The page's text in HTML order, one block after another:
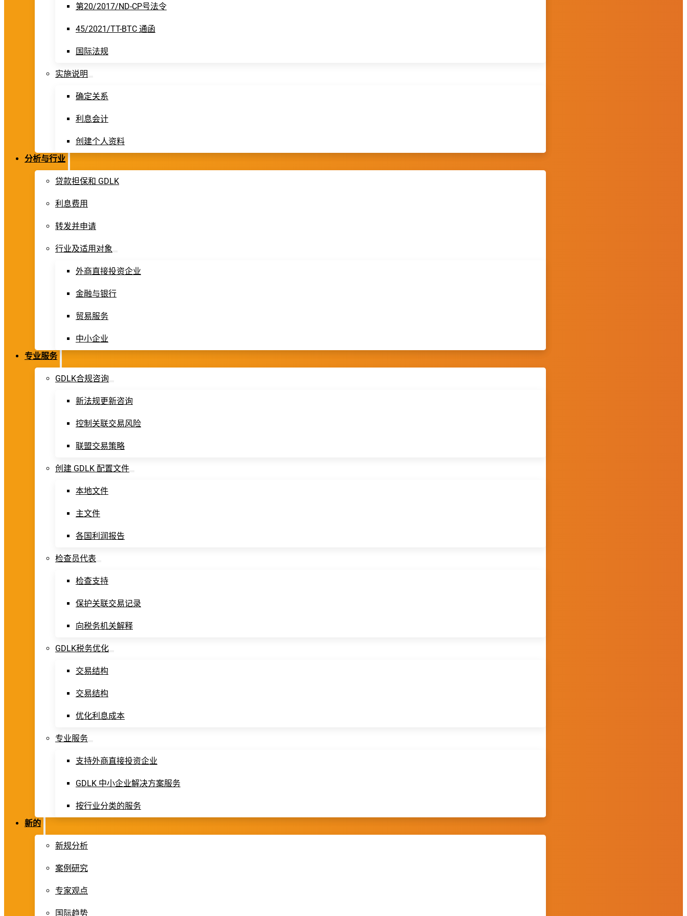
第20/2017/ND-CP号法令
45/2021/TT-BTC 通函
国际法规
实施说明
确定关系
利息会计
创建个人资料
分析与行业
贷款担保和 GDLK
利息费用
转发并申请
行业及适用对象
外商直接投资企业
金融与银行
贸易服务
中小企业
专业服务
GDLK合规咨询
新法规更新咨询
控制关联交易风险
联盟交易策略
创建 GDLK 配置文件
本地文件
主文件
各国利润报告
检查员代表
检查支持
保护关联交易记录
向税务机关解释
GDLK税务优化
交易结构
交易结构
优化利息成本
专业服务
支持外商直接投资企业
GDLK 中小企业解决方案服务
按行业分类的服务
新的
新规分析
案例研究
专家观点
国际趋势